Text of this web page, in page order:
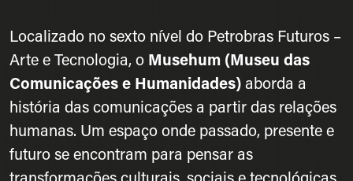
Localizado no sexto nível do Petrobras Futuros –
Arte e Tecnologia, o Musehum (Museu das
Comunicações e Humanidades)aborda a
história das comunicações a partir das relações
humanas. Um espaço onde passado, presente e
futuro se encontram para pensar as
transformações culturais, sociais e tecnológicas